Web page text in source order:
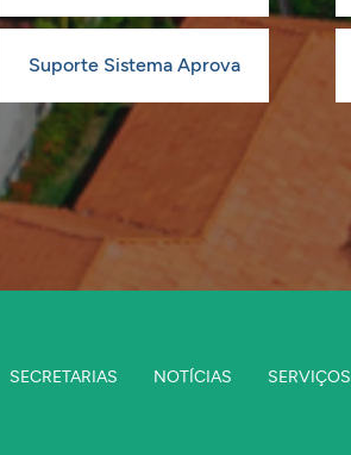
Suporte Sistema Aprova
SECRETARIAS NOTÍCIAS SERVIÇOS